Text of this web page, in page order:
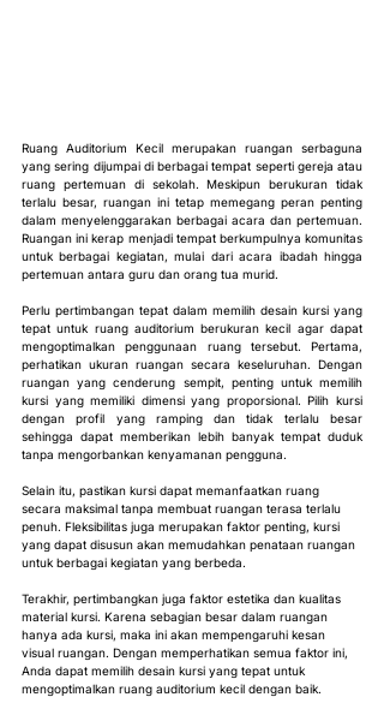
Ruang Auditorium Kecil merupakan ruangan serbaguna
yang sering dijumpai di berbagai tempat seperti gereja atau
ruang pertemuan di sekolah. Meskipun berukuran tidak
terlalu besar, ruangan ini tetap memegang peran penting
dalam menyelenggarakan berbagai acara dan pertemuan.
Ruangan ini kerap menjadi tempat berkumpulnya komunitas
untuk berbagai kegiatan, mulai dari acara ibadah hingga
pertemuan antara guru dan orang tua murid.
Perlu pertimbangan tepat dalam memilih desain kursi yang
tepat untuk ruang auditorium berukuran kecil agar dapat
mengoptimalkan penggunaan ruang tersebut. Pertama,
perhatikan ukuran ruangan secara keseluruhan. Dengan
ruangan yang cenderung sempit, penting untuk memilih
kursi yang memiliki dimensi yang proporsional. Pilih kursi
dengan profil yang ramping dan tidak terlalu besar
sehingga dapat memberikan lebih banyak tempat duduk
tanpa mengorbankan kenyamanan pengguna.
Selain itu, pastikan kursi dapat memanfaatkan ruang
secara maksimal tanpa membuat ruangan terasa terlalu
penuh. Fleksibilitas juga merupakan faktor penting, kursi
yang dapat disusun akan memudahkan penataan ruangan
untuk berbagai kegiatan yang berbeda.
Terakhir, pertimbangkan juga faktor estetika dan kualitas
material kursi. Karena sebagian besar dalam ruangan
hanya ada kursi, maka ini akan mempengaruhi kesan
visual ruangan. Dengan memperhatikan semua faktor ini,
Anda dapat memilih desain kursi yang tepat untuk
mengoptimalkan ruang auditorium kecil dengan baik.